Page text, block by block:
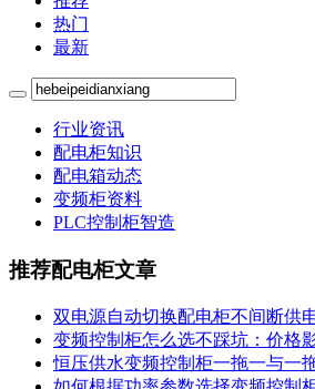
热门
最新
行业资讯
配电柜知识
配电箱动态
变频柜资料
PLC控制柜智造
推荐配电柜文章
双电源自动切换配电柜不间断供
变频控制柜怎么选不踩坑：价格
恒压供水变频控制柜一拖一与一